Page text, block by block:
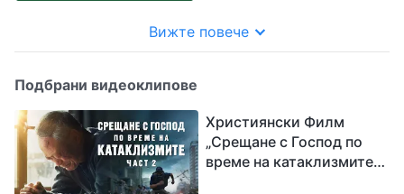
Вижте повече
Подбрани видеоклипове
Християнски Филм
„Срещане с Господ по
време на катаклизмите“